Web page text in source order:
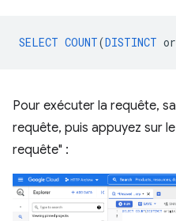
SELECT COUNT(DISTINCT
Pour exécuter la requête,
requête, puis appuyez sur
requête" :